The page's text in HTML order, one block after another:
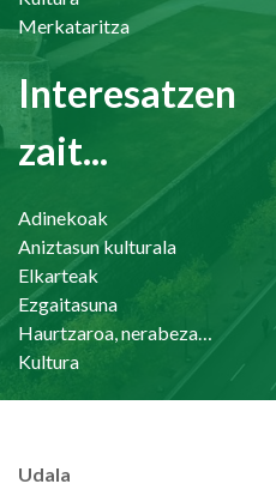
Merkataritza
Interesatzen
zait...
Adinekoak
Aniztasun kulturala
Elkarteak
Ezgaitasuna
Haurtzaroa, nerabezaroa eta familia
Kultura
Udala